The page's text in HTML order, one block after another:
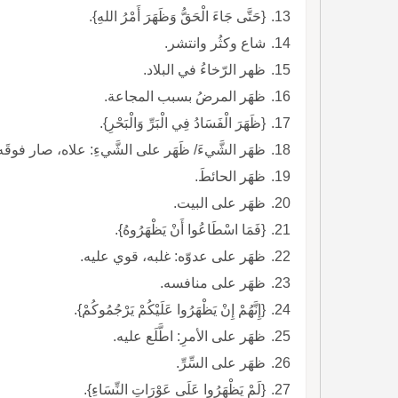
{حَتَّى جَاءَ الْحَقُّ وَظَهَرَ أَمْرُ اللهِ}.
شاع وكثُر وانتشر.
ظهر الرّخاءُ في البلاد.
ظهَر المرضُ بسبب المجاعة.
{ظَهَرَ الْفَسَادُ فِي الْبَرِّ وَالْبَحْرِ}.
ظهَر الشَّيءَ/ ظَهَر على الشَّيءِ: علاه، صار
ظهَر الحائطَ.
ظهَر على البيت.
{فَمَا اسْطَاعُوا أَنْ يَظْهَرُوهُ}.
ظهَر على عدوّه: غلبه، قوي عليه.
ظهَر على منافسه.
{إِنَّهُمْ إِنْ يَظْهَرُوا عَلَيْكُمْ يَرْجُمُوكُمْ}.
ظهَر على الأمرِ: اطَّلَع عليه.
ظهَر على السِّرِّ.
{لَمْ يَظْهَرُوا عَلَى عَوْرَاتِ النِّسَاءِ}.